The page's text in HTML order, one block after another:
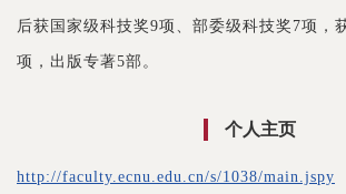
后获国家级科技奖9项、部委级科技奖7项，
项，出版专著5部。
个人主页
http://faculty.ecnu.edu.cn/s/1038/main.jspy